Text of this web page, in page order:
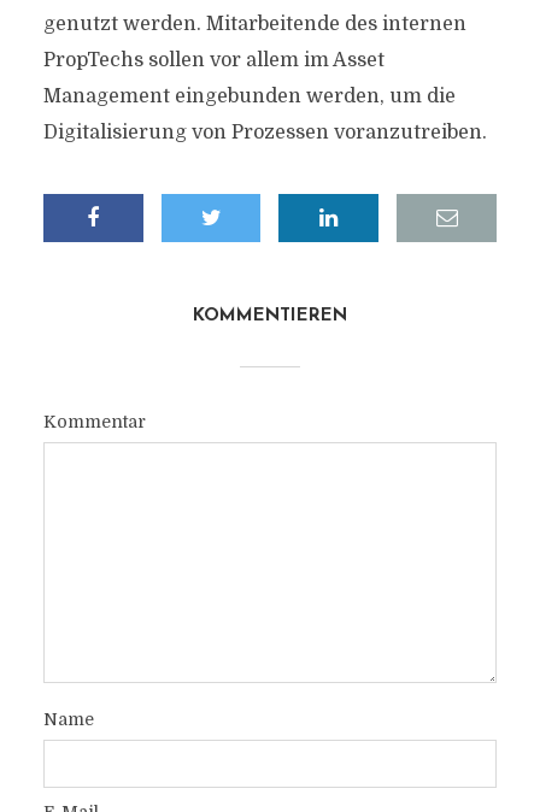
genutzt werden. Mitarbeitende des internen
PropTechs sollen vor allem im Asset
Management eingebunden werden, um die
Digitalisierung von Prozessen voranzutreiben.
KOMMENTIEREN
Kommentar
Name